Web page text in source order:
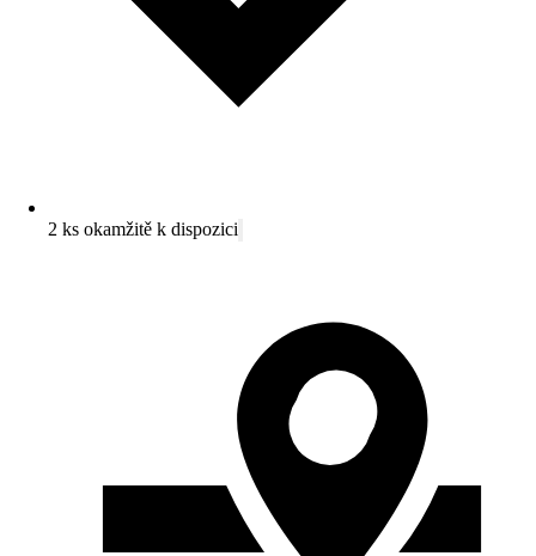
2 ks okamžitě k dispozici